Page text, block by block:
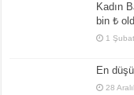
Kadın
bin ₺
1
En
28